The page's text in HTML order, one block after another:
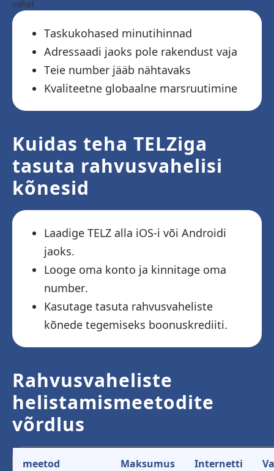
vahel.
Taskukohased minutihinnad
Adressaadi jaoks pole rakendust vaja
Teie number jääb nähtavaks
Kvaliteetne globaalne marsruutimine
Kuidas teha TELZiga
tasuta rahvusvahelisi
kõnesid
Laadige TELZ alla iOS-i või Androidi
jaoks.
Looge oma konto ja kinnitage oma
number.
Kasutage tasuta rahvusvaheliste
kõnede tegemiseks boonuskrediiti.
Rahvusvaheliste
helistamismeetodite
võrdlus
meetod Maksumus
Internetti